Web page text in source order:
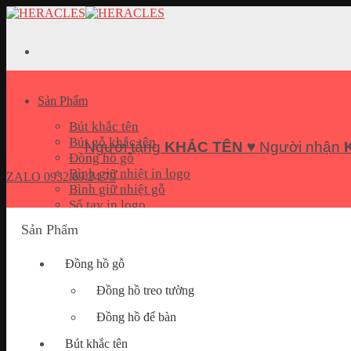
Skip
Sản Phẩm
Bút khắc tên
Bút gỗ khắc tên
Đồng hồ gỗ
Bình giữ nhiệt in logo
Bình giữ nhiệt gỗ
Sổ tay in logo
Pin sạc dự phòng in logo
Móc khoá khắc tên
Hộp đựng name card
Quà tặng doanh nghiệp
Bài Viết
Người tặng KHẮC TÊN ♥ Người nhận
ZALO 0932.69.24.79
Sản Phẩm
Đồng hồ gỗ
Đồng hồ treo tường
Đồng hồ để bàn
Bút khắc tên